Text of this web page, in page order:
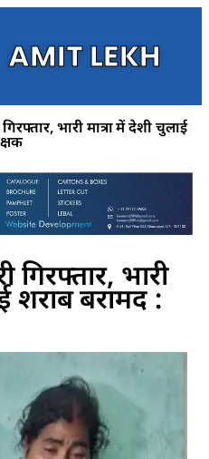
AMIT LEKH
भारी मात्रा में देशी चुलाई
गिरफ्तार, भारी
शराब बरामद :